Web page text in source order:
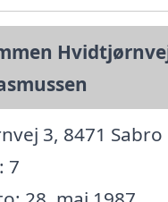
3, 8471 Sabro
7